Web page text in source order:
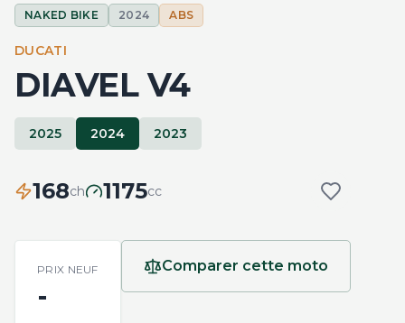
MARQUES
COMPARER
NAKED BIKE 2024 ABS
DUCATI
DIAVEL V4
2025 2024 2023
168ch 1175cc
PRIX NEUF
-
Comparer cette moto